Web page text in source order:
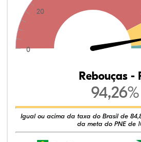
0
20
Rebouças -
94,26%
Igual ou acima da taxa do Brasil de
da meta do PNE de